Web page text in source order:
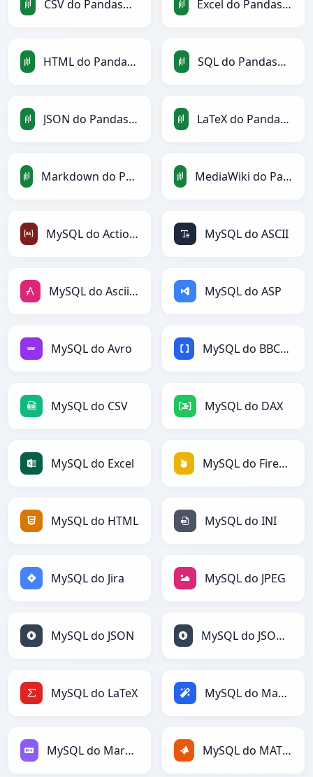
CSV do PandasDataFrame Excel do PandasDataFrame
HTML do PandasDataFrame SQL do PandasDataFrame
JSON do PandasDataFrame LaTeX do PandasDataFrame
Markdown do PandasDataFrame MediaWiki do PandasDataFrame
MySQL do ActionScript MySQL do ASCII
MySQL do AsciiDoc MySQL do ASP
MySQL do Avro MySQL do BBCode
MySQL do CSV MySQL do DAX
MySQL do Excel MySQL do Firebase
MySQL do HTML MySQL do INI
MySQL do Jira MySQL do JPEG
MySQL do JSON MySQL do JSONLines
MySQL do LaTeX MySQL do Magic
MySQL do Markdown MySQL do MATLAB